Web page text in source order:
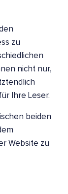
zu
nicht nur,
Ihre Leser.
beiden
Website zu